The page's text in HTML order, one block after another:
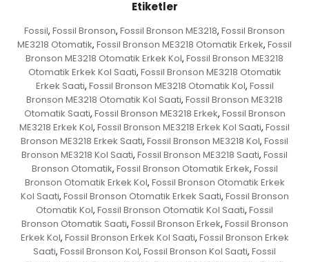
Etiketler
Fossil, Fossil Bronson, Fossil Bronson ME3218, Fossil Bronson
ME3218 Otomatik, Fossil Bronson ME3218 Otomatik Erkek, Fossil
Bronson ME3218 Otomatik Erkek Kol, Fossil Bronson ME3218
Otomatik Erkek Kol Saati, Fossil Bronson ME3218 Otomatik
Erkek Saati, Fossil Bronson ME3218 Otomatik Kol, Fossil
Bronson ME3218 Otomatik Kol Saati, Fossil Bronson ME3218
Otomatik Saati, Fossil Bronson ME3218 Erkek, Fossil Bronson
ME3218 Erkek Kol, Fossil Bronson ME3218 Erkek Kol Saati, Fossil
Bronson ME3218 Erkek Saati, Fossil Bronson ME3218 Kol, Fossil
Bronson ME3218 Kol Saati, Fossil Bronson ME3218 Saati, Fossil
Bronson Otomatik, Fossil Bronson Otomatik Erkek, Fossil
Bronson Otomatik Erkek Kol, Fossil Bronson Otomatik Erkek
Kol Saati, Fossil Bronson Otomatik Erkek Saati, Fossil Bronson
Otomatik Kol, Fossil Bronson Otomatik Kol Saati, Fossil
Bronson Otomatik Saati, Fossil Bronson Erkek, Fossil Bronson
Erkek Kol, Fossil Bronson Erkek Kol Saati, Fossil Bronson Erkek
Saati, Fossil Bronson Kol, Fossil Bronson Kol Saati, Fossil